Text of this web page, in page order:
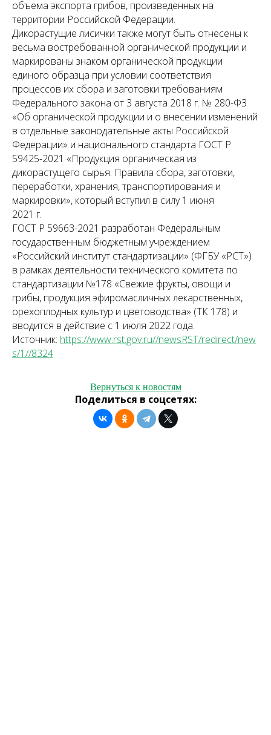
объема экспорта грибов, произведенных на
территории Российской Федерации.
Дикорастущие лисички также могут быть отнесены к
весьма востребованной органической продукции и
маркированы знаком органической продукции
единого образца при условии соответствия
процессов их сбора и заготовки требованиям
Федерального закона от 3 августа 2018 г. № 280-ФЗ
«Об органической продукции и о внесении изменений
в отдельные законодательные акты Российской
Федерации» и национального стандарта ГОСТ Р
59425-2021 «Продукция органическая из
дикорастущего сырья. Правила сбора, заготовки,
переработки, хранения, транспортирования и
маркировки», который вступил в силу 1 июня
2021 г.
ГОСТ Р 59663-2021 разработан Федеральным
государственным бюджетным учреждением
«Российский институт стандартизации» (ФГБУ «РСТ»)
в рамках деятельности технического комитета по
стандартизации №178 «Свежие фрукты, овощи и
грибы, продукция эфиромасличных лекарственных,
орехоплодных культур и цветоводства» (ТК 178) и
вводится в действие с 1 июля 2022 года.
Источник: https://www.rst.gov.ru//newsRST/redirect/new
s/1//8324
Вернуться к новостям
Поделиться в соцсетях: